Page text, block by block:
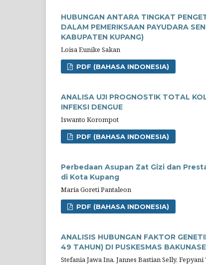
HUBUNGAN ANTARA TINGKAT
DALAM PEMERIKSAAN PAYUDARA
KABUPATEN KUPANG)
Loisa Eunike Sakan
PDF (BAHASA INDONESIA)
ANALISA UJI PROGNOSTIK TOTAL
INFEKSI DENGUE
Iswanto Korompot
PDF (BAHASA INDONESIA)
Perbedaan Asupan Zat Gizi dan
di Kota Kupang
Maria Goreti Pantaleon
PDF (BAHASA INDONESIA)
ANALISIS HUBUNGAN FAKTOR
49 TAHUN) DI PUSKESMAS
Stefania Jawa Ina, Jannes Bastian Selly,